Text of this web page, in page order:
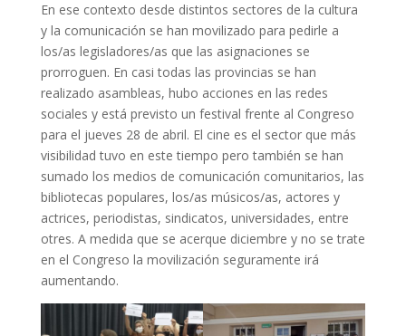
En ese contexto desde distintos sectores de la cultura
y la comunicación se han movilizado para pedirle a
los/as legisladores/as que las asignaciones se
prorroguen. En casi todas las provincias se han
realizado asambleas, hubo acciones en las redes
sociales y está previsto un festival frente al Congreso
para el jueves 28 de abril. El cine es el sector que más
visibilidad tuvo en este tiempo pero también se han
sumado los medios de comunicación comunitarios, las
bibliotecas populares, los/as músicos/as, actores y
actrices, periodistas, sindicatos, universidades, entre
otres. A medida que se acerque diciembre y no se trate
en el Congreso la movilización seguramente irá
aumentando.